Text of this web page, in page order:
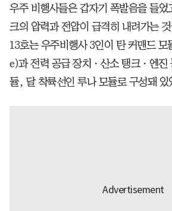
우주 비행사들은 갑자기 폭발음을 들
크의 압력과 전압이 급격히 내려가는
13호는 우주비행사 3인이 탄 커맨드
e)과 전력 공급 장치ㆍ산소 탱크ㆍ엔진
듈, 달 착륙선인 루나 모듈로 구성돼 있